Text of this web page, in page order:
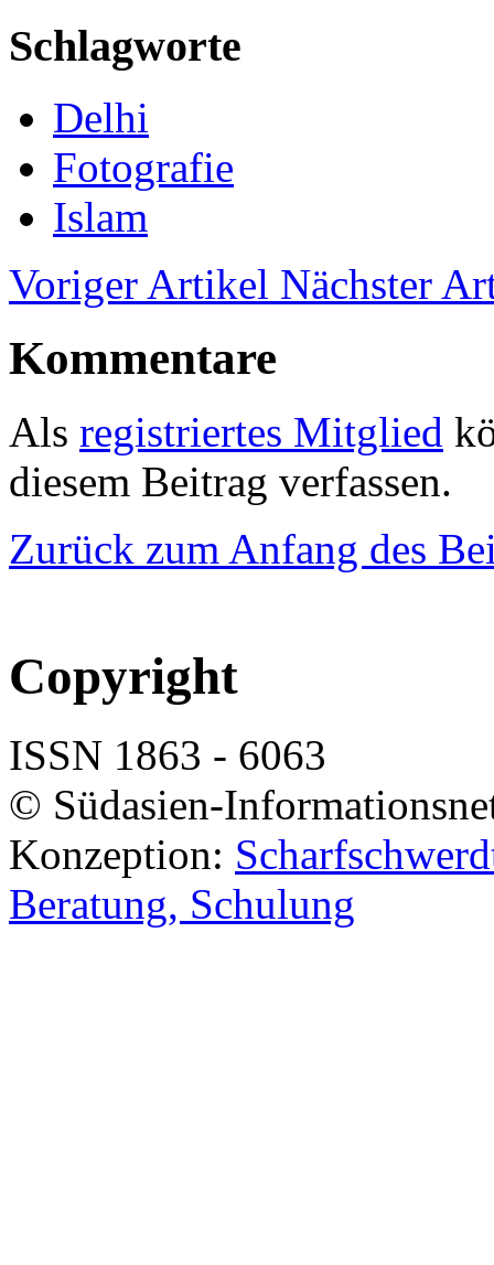
Schlagworte
Delhi
Fotografie
Islam
Voriger Artikel Nächster
Kommentare
Als registriertes Mitglied
diesem Beitrag verfassen.
Zurück zum Anfang des
Copyright
ISSN 1863 - 6063
© Südasien-
Konzeption:
Beratung, Schulung